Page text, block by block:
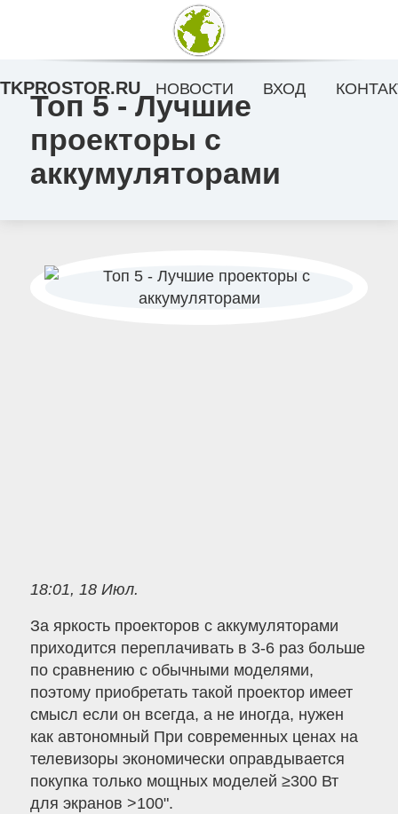
Топ 5 - Лучшие
проекторы с
аккумуляторами
18:01, 18 Июл.
За яркость проекторов с аккумуляторами
приходится переплачивать в 3-6 раз больше
по сравнению с обычными моделями,
поэтому приобретать такой проектор имеет
смысл если он всегда, а не иногда, нужен
как автономный При современных ценах на
телевизоры экономически оправдывается
покупка только мощных моделей ≥300 Вт
для экранов >100".
TKPROSTOR.RU НОВОСТИ ВХОД